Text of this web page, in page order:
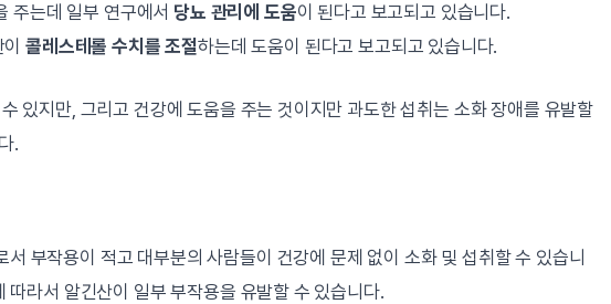
주는데 일부 연구에서 당뇨 관리에 도움이 된다고 보고되고 있습니다.
이콜레스테롤 수치를 조절하는데 도움이 된다고 보고되고 있습니다.
있지만, 그리고 건강에 도움을 주는 것이지만 과도한 섭취는 소화 장애를 유발할
.
부작용이 적고 대부분의 사람들이 건강에 문제 없이 소화 및 섭취할 수 있습니
라서 알긴산이 일부 부작용을 유발할 수 있습니다.